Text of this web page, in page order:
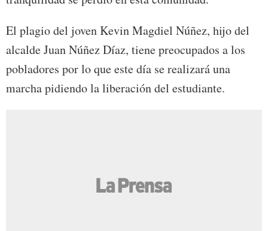
El plagio del joven Kevin Magdiel Núñez, hijo del
alcalde Juan Núñez Díaz, tiene preocupados a los
pobladores por lo que este día se realizará una
marcha pidiendo la liberación del estudiante.